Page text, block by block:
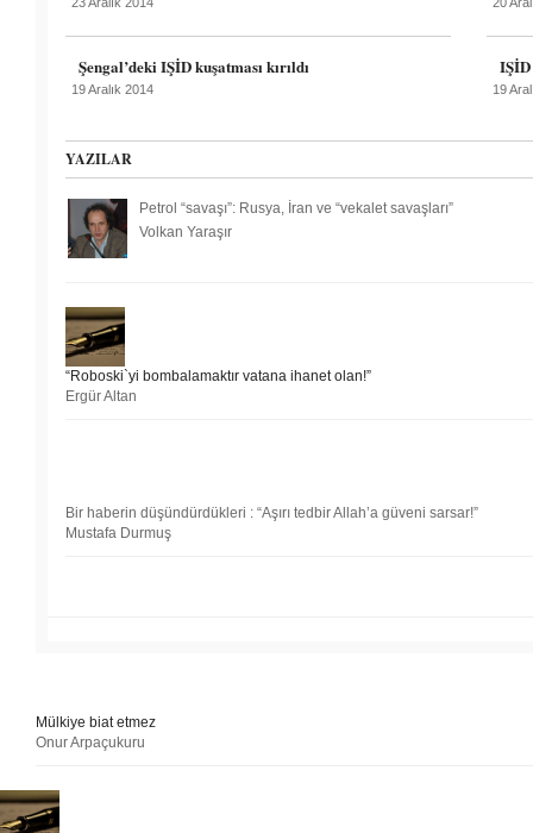
Şengal’deki IŞİD kuşatması kırıldı
19 Aralık 2014
IŞİD
19
YAZILAR
Petrol “savaşı”: Rusya, İran ve “vekalet savaşları”
Volkan Yaraşır
“Roboski`yi bombalamaktır vatana ihanet olan!”
Ergür Altan
Bir haberin düşündürdükleri : “Aşırı tedbir Allah’a güveni sarsar!”
Mustafa Durmuş
Mülkiye biat etmez
Onur Arpaçukuru